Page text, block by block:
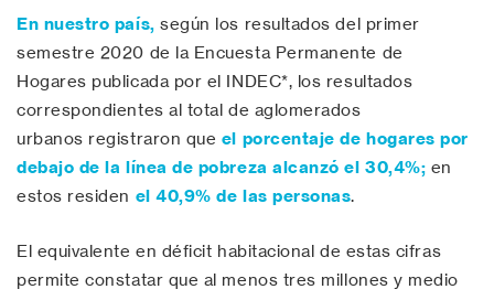
En nuestro país, según los resultados del primer
semestre 2020 de la Encuesta Permanente de
Hogares publicada por el INDEC*, los resultados
correspondientes al total de aglomerados
urbanos registraron que el porcentaje de hogares por
debajo de la línea de pobreza alcanzó el 30,4%; en
estos residen el 40,9% de las personas.
El equivalente en déficit habitacional de estas cifras
permite constatar que al menos tres millones y medio